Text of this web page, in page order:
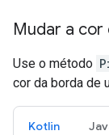
Mudar a cor
Use o método
cor da borda de
Kotlin